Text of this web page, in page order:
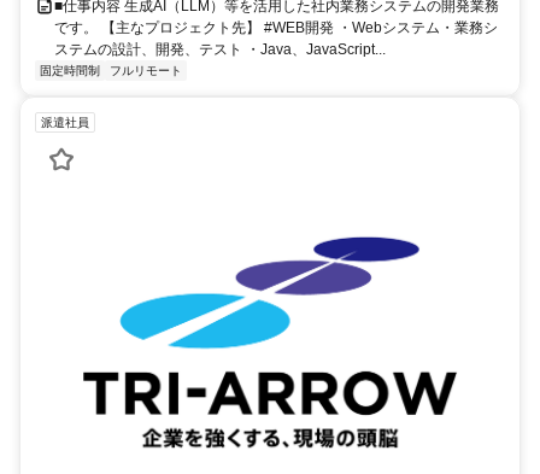
■仕事内容 生成AI（LLM）等を活用した社内業務システムの開発業務
です。 【主なプロジェクト先】 #WEB開発 ・Webシステム・業務シ
ステムの設計、開発、テスト ・Java、JavaScript...
固定時間制 フルリモート
派遣社員